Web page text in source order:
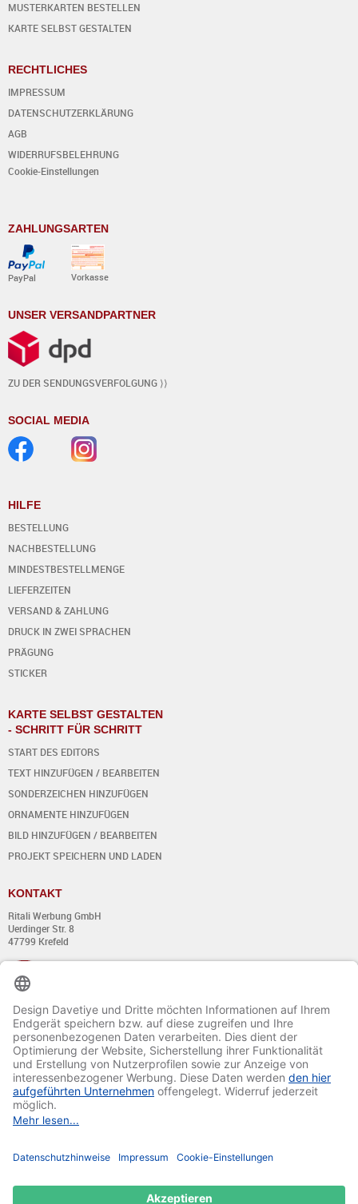
MUSTERKARTEN BESTELLEN
KARTE SELBST GESTALTEN
RECHTLICHES
IMPRESSUM
DATENSCHUTZERKLÄRUNG
AGB
WIDERRUFSBELEHRUNG
Cookie-Einstellungen
ZAHLUNGSARTEN
PayPal Vorkasse
UNSER VERSANDPARTNER
ZU DER SENDUNGSVERFOLGUNG ⟩⟩
SOCIAL MEDIA
HILFE
BESTELLUNG
NACHBESTELLUNG
MINDESTBESTELLMENGE
LIEFERZEITEN
VERSAND & ZAHLUNG
DRUCK IN ZWEI SPRACHEN
PRÄGUNG
STICKER
KARTE SELBST GESTALTEN
- SCHRITT FÜR SCHRITT
START DES EDITORS
TEXT HINZUFÜGEN / BEARBEITEN
SONDERZEICHEN HINZUFÜGEN
ORNAMENTE HINZUFÜGEN
BILD HINZUFÜGEN / BEARBEITEN
PROJEKT SPEICHERN UND LADEN
KONTAKT
Ritali Werbung GmbH
Uerdinger Str. 8
47799 Krefeld
+49 (0) 21 51 - 7 633 633
Montag bis Donnerstag:
von 8:00 - 13:00
und von 14:00 - 17:00 Uhr
Freitag:
von 8:00 - 13:00
und von 14:00 - 15:30 Uhr
E-Mail: info@davetiye.de